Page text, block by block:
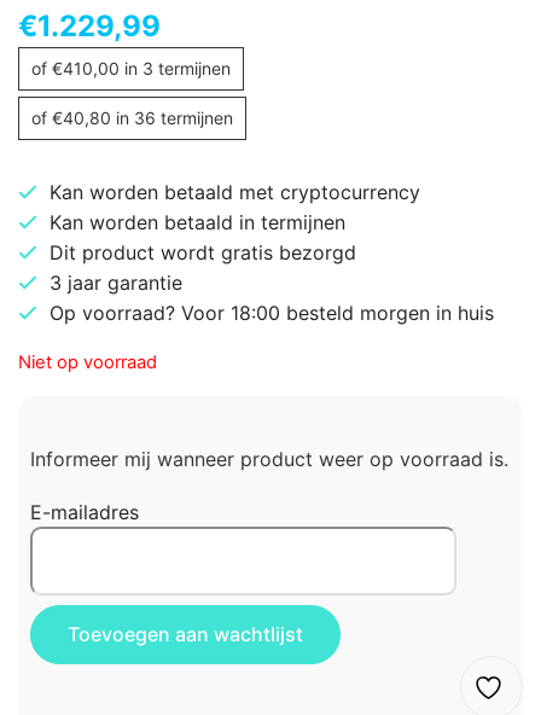
€1.229,99
of €410,00 in 3 termijnen
of €40,80 in 36 termijnen
Kan worden betaald met cryptocurrency
Kan worden betaald in termijnen
Dit product wordt gratis bezorgd
3 jaar garantie
Op voorraad? Voor 18:00 besteld morgen in huis
Niet op voorraad
Informeer mij wanneer product weer op voorraad is.
E-mailadres